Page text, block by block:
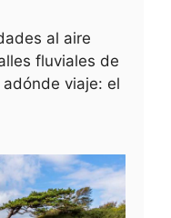
al aire
fluviales de
viaje: el